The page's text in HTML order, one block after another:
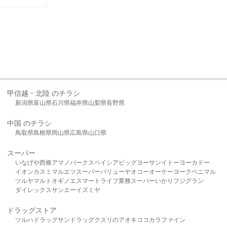
甲信越・北陸 のチラシ
新潟県富山県石川県福井県山梨県長野県
中国 のチラシ
鳥取県島根県岡山県広島県山口県
スーパー
いなげや西條アマノパークスベイシア ビッグヨーサンイトーヨーカドー
イオンカスミ マルエツ スーパーバリューヤオコーオーケー ヨークベニマル
ツルヤマルト オギノ エスマート ライフ業務スーパーいかり フジグラン
ダイレックスサンエーイズミヤ
ドラッグストア
ツルハドラッグサンドラッグクスリのアオキ ココカラファイン